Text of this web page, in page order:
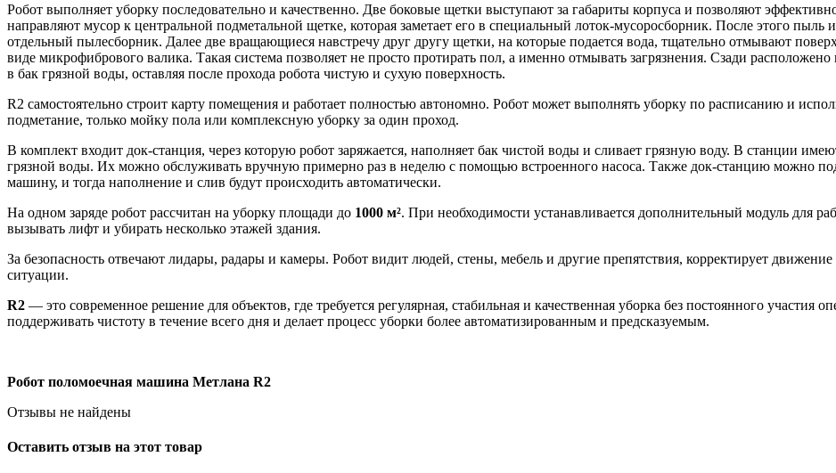
Робот выполняет уборку последовательно и качественно. Две боковые щетки выступают за габариты корпуса и позволяют
направляют мусор к центральной подметальной щетке, которая заметает его в специальный лоток-мусоросборник. После этого
отдельный пылесборник. Далее две вращающиеся навстречу друг другу щетки, на которые подается вода, тщательно отмывают
виде микрофибрового валика. Такая система позволяет не просто протирать пол, а именно отмывать загрязнения. Сзади
в бак грязной воды, оставляя после прохода робота чистую и сухую поверхность.
R2 самостоятельно строит карту помещения и работает полностью автономно. Робот может выполнять уборку по расписанию и
подметание, только мойку пола или комплексную уборку за один проход.
В комплект входит док-станция, через которую робот заряжается, наполняет бак чистой воды и сливает грязную воду. В станции
грязной воды. Их можно обслуживать вручную примерно раз в неделю с помощью встроенного насоса. Также док-станцию можно
машину, и тогда наполнение и слив будут происходить автоматически.
На одном заряде робот рассчитан на уборку площади до 1000 м². При необходимости устанавливается дополнительный модуль для
вызывать лифт и убирать несколько этажей здания.
За безопасность отвечают лидары, радары и камеры. Робот видит людей, стены, мебель и другие препятствия, корректирует
ситуации.
R2 — это современное решение для объектов, где требуется регулярная, стабильная и качественная уборка без постоянного участия
поддерживать чистоту в течение всего дня и делает процесс уборки более автоматизированным и предсказуемым.
Робот поломоечная машина Метлана R2
Отзывы не найдены
Оставить отзыв на этот товар